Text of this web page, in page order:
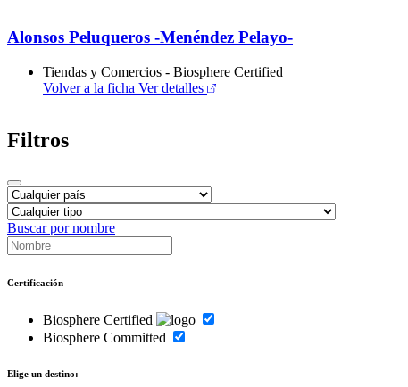
Alonsos Peluqueros -Menéndez Pelayo-
Tiendas y Comercios - Biosphere Certified
Volver a la ficha Ver detalles
Filtros
Buscar por nombre
Certificación
Biosphere Certified
Biosphere Committed
Elige un destino: